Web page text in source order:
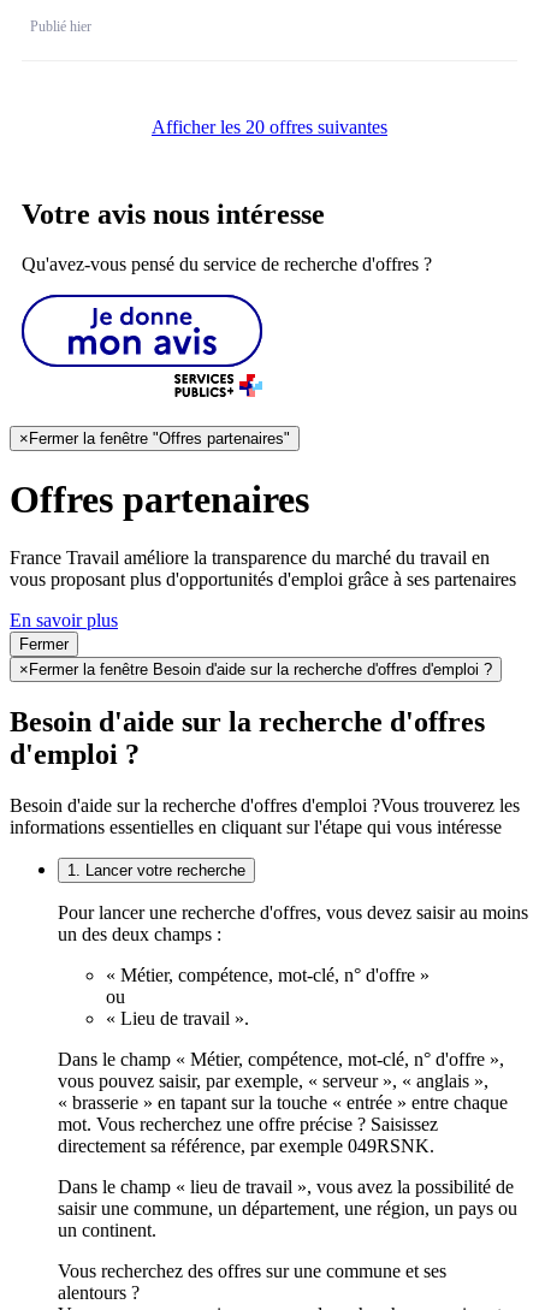
Publié hier
Afficher les 20 offres suivantes
Votre avis nous intéresse
Qu'avez-vous pensé du service de recherche d'offres ?
× Fermer la fenêtre "Offres partenaires"
Offres partenaires
France Travail améliore la transparence du marché du travail en
vous proposant plus d'opportunités d'emploi grâce à ses partenaires
En savoir plus
Fermer
× Fermer la fenêtre Besoin d'aide sur la recherche d'offres d'emploi ?
Besoin d'aide sur la recherche d'offres
d'emploi ?
Besoin d'aide sur la recherche d'offres d'emploi ?Vous trouverez les
informations essentielles en cliquant sur l'étape qui vous intéresse
1. Lancer votre recherche
Pour lancer une recherche d'offres, vous devez saisir au moins
un des deux champs :
« Métier, compétence, mot-clé, n° d'offre »
ou
« Lieu de travail ».
Dans le champ « Métier, compétence, mot-clé, n° d'offre »,
vous pouvez saisir, par exemple, « serveur », « anglais »,
« brasserie » en tapant sur la touche « entrée » entre chaque
mot. Vous recherchez une offre précise ? Saisissez
directement sa référence, par exemple 049RSNK.
Dans le champ « lieu de travail », vous avez la possibilité de
saisir une commune, un département, une région, un pays ou
un continent.
Vous recherchez des offres sur une commune et ses
alentours ?